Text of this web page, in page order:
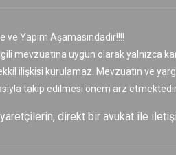
Yapım Aşamasındadır!!!!
mevzuatına uygun olarak yalnızca
kurulamaz. Mevzuatın ve
takip edilmesi önem arz
direkt bir avukat ile